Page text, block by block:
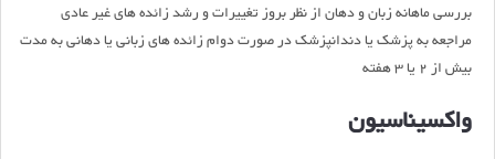
بررسی ماهانه زبان و دهان از نظر بروز تغییرات و رشد زائده های غیر عادی
مراجعه به پزشک یا دندانپزشک در صورت دوام زائده های زبانی یا دهانی به مدت
بیش از 2 یا 3 هفته
واکسیناسیون